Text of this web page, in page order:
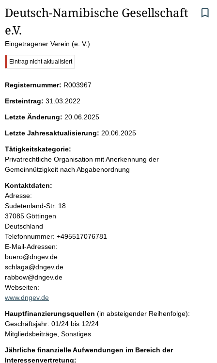
S
e
i
t
e
n
i
n
h
a
l
t
Deutsch-Namibische Gesellschaft
e.V.
Eingetragener Verein (e. V.)
W
i
h
i
r
i
n
w
i
Eintrag nicht aktualisiert
Registernummer: R003967
Ersteintrag: 31.03.2022
Letzte Änderung: 20.06.2025
Letzte Jahresaktualisierung: 20.06.2025
Tätigkeitskategorie:
Privatrechtliche Organisation mit Anerkennung der
Gemeinnützigkeit nach Abgabenordnung
Kontaktdaten:
Adresse:
Sudetenland-Str. 18
37085 Göttingen
Deutschland
K
o
n
t
a
k
t
n
f
o
r
m
Telefonnummer: +495517076781
E-Mail-Adressen:
buero@dngev.de
schlaga@dngev.de
rabbow@dngev.de
Webseiten:
www.dngev.de
Hauptfinanzierungsquellen (in absteigender Reihenfolge):
Geschäftsjahr: 01/24 bis 12/24
Mitgliedsbeiträge, Sonstiges
Jährliche finanzielle Aufwendungen im Bereich der
Interessenvertretung: